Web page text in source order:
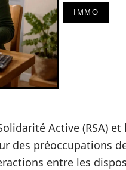
IMMO
Active (RSA)
des préoccupations
entre les